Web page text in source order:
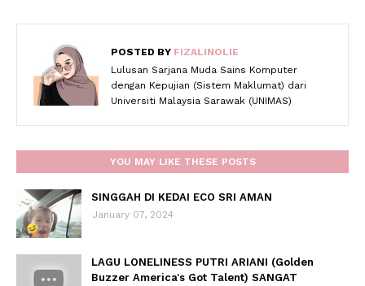
POSTED BY FIZALINOLIE
Lulusan Sarjana Muda Sains Komputer
dengan Kepujian (Sistem Maklumat) dari
Universiti Malaysia Sarawak (UNIMAS)
YOU MAY LIKE THESE POSTS
SINGGAH DI KEDAI ECO SRI AMAN
January 07, 2024
LAGU LONELINESS PUTRI ARIANI (Golden
Buzzer America's Got Talent) SANGAT